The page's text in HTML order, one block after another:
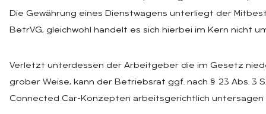
Die Gewährung eines Dienstwagens unterliegt der
BetrVG, gleichwohl handelt es sich hierbei im Kern nicht
Verletzt unterdessen der Arbeitgeber die im Gesetz
grober Weise, kann der Betriebsrat ggf. nach § 23 Abs. 3
Connected Car-Konzepten arbeitsgerichtlich untersagen